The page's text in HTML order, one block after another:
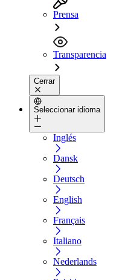
Prensa
Transparencia
Cerrar
Seleccionar idioma
Inglés
Dansk
Deutsch
English
Français
Italiano
Nederlands